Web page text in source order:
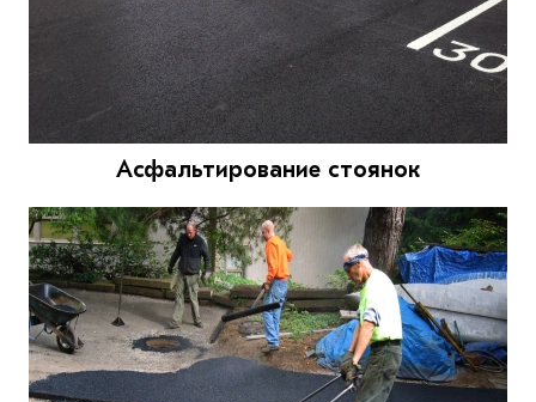
Асфальтирование стоянок